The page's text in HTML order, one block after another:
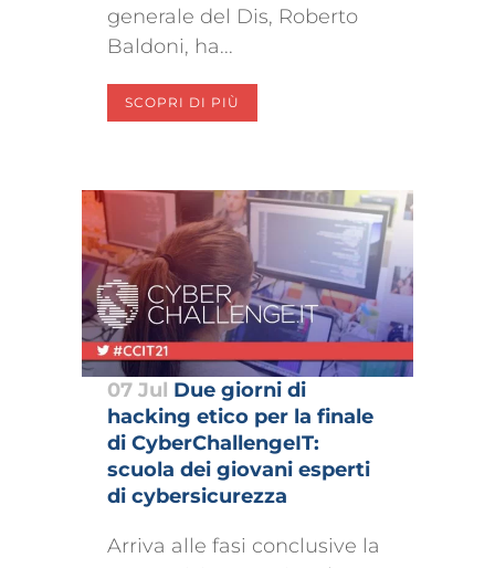
generale del Dis, Roberto
Baldoni, ha...
SCOPRI DI PIÙ
07 Jul Due giorni di
hacking etico per la finale
di CyberChallengeIT:
scuola dei giovani esperti
di cybersicurezza
Arriva alle fasi conclusive la